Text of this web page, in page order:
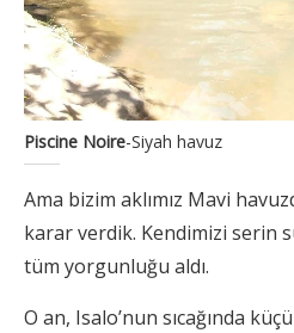
Piscine Noire-Siyah havuz
Ama bizim aklımız Mavi
karar verdik. Kendimizi serin
tüm yorgunluğu aldı.
O an, Isalo’nun sıcağında